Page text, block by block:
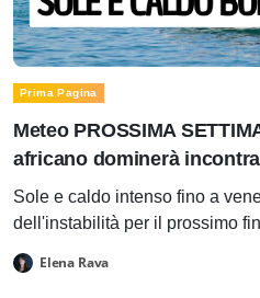
Prima Pagina
Meteo PROSSIMA
africano dominerà
Sole e caldo intenso fino a
dell'instabilità per il prossimo
Elena Rava